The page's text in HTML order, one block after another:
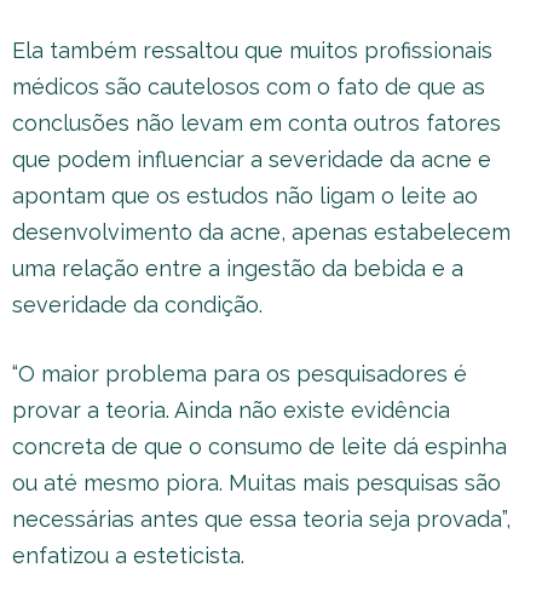
Ela também ressaltou que muitos profissionais
médicos são cautelosos com o fato de que as
conclusões não levam em conta outros fatores
que podem influenciar a severidade da acne e
apontam que os estudos não ligam o leite ao
desenvolvimento da acne, apenas estabelecem
uma relação entre a ingestão da bebida e a
severidade da condição.
“O maior problema para os pesquisadores é
provar a teoria. Ainda não existe evidência
concreta de que o consumo de leite dá espinha
ou até mesmo piora. Muitas mais pesquisas são
necessárias antes que essa teoria seja provada”,
enfatizou a esteticista.